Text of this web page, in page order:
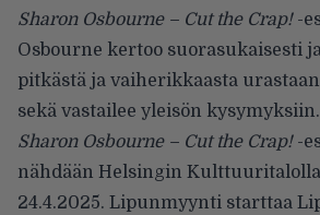
Sharon Osbourne – Cut the Crap!-
Osbourne kertoo suorasukaisesti
pitkästä ja vaiherikkaasta
sekä vastailee yleisön kysymyksiin.
Sharon Osbourne – Cut the Crap!-
nähdään Helsingin
24.4.2025. Lipunmyynti starttaa